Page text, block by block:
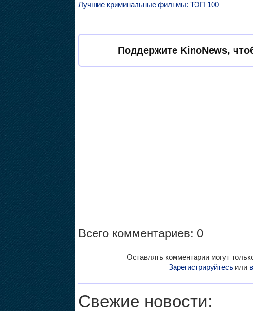
Лучшие криминальные фильмы: ТОП 100
Поддержите KinoNews,
Всего комментариев: 0
Оставлять комментарии могут
Зарегистрируйтесьили
Свежие новости: